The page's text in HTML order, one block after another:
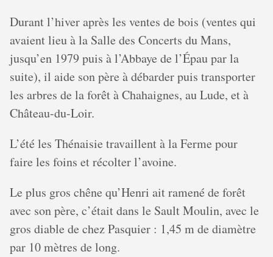
Durant l’hiver après les ventes de bois (ventes qui
avaient lieu à la Salle des Concerts du Mans,
jusqu’en 1979 puis à l’Abbaye de l’Épau par la
suite), il aide son père à débarder puis transporter
les arbres de la forêt à Chahaignes, au Lude, et à
Château-du-Loir.
L’été les Thénaisie travaillent à la Ferme pour
faire les foins et récolter l’avoine.
Le plus gros chêne qu’Henri ait ramené de forêt
avec son père, c’était dans le Sault Moulin, avec le
gros diable de chez Pasquier : 1,45 m de diamètre
par 10 mètres de long.